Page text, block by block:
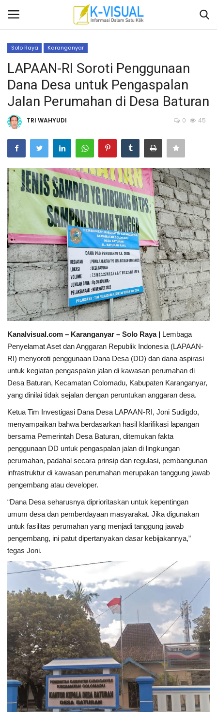
Beranda
Yogyakarta
Banten
Solo Raya
Sumsel
Kalbar
Sumut
News
Jawa Barat
Riau
Bisnis
Jambi
Kaltim
Dunia
Artikel
Ekonomi
Olahraga
Hukum
Otomotif
Umum
Gallery
Politik
Daerah
Solo Raya Karanganyar
LAPAAN-RI Soroti Penggunaan
Dana Desa untuk Pengaspalan
Jalan Perumahan di Desa Baturan
TRI WAHYUDI 0 45
Kanalvisual.com – Karanganyar – Solo Raya | Lembaga
Penyelamat Aset dan Anggaran Republik Indonesia (LAPAAN-
RI) menyoroti penggunaan Dana Desa (DD) dan dana aspirasi
untuk kegiatan pengaspalan jalan di kawasan perumahan di
Desa Baturan, Kecamatan Colomadu, Kabupaten Karanganyar,
yang dinilai tidak sejalan dengan peruntukan anggaran desa.
Ketua Tim Investigasi Dana Desa LAPAAN-RI, Joni Sudigdo,
menyampaikan bahwa berdasarkan hasil klarifikasi lapangan
bersama Pemerintah Desa Baturan, ditemukan fakta
penggunaan DD untuk pengaspalan jalan di lingkungan
perumahan, padahal secara prinsip dan regulasi, pembangunan
infrastruktur di kawasan perumahan merupakan tanggung jawab
pengembang atau developer.
“Dana Desa seharusnya diprioritaskan untuk kepentingan
umum desa dan pemberdayaan masyarakat. Jika digunakan
untuk fasilitas perumahan yang menjadi tanggung jawab
pengembang, ini patut dipertanyakan dasar kebijakannya,”
tegas Joni.